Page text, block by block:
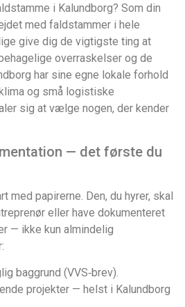
i Kalundborg? Som din
med faldstammer i hele
give dig de vigtigste ting at
overraskelser og de
har sine egne lokale forhold
og små logistiske
sig at vælge nogen, der kender
— det første du
med papirerne. Den, du hyrer, skal
eller have dokumenteret
— ikke kun almindelig
baggrund (VVS‑brev).
projekter — helst i Kalundborg